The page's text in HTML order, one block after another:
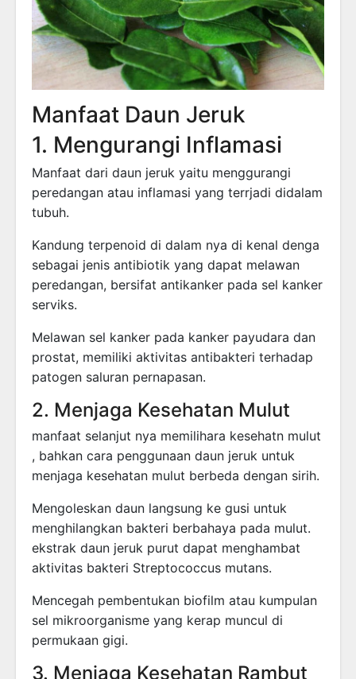
Manfaat Daun Jeruk
1. Mengurangi Inflamasi
Manfaat dari daun jeruk yaitu menggurangi
peredangan atau inflamasi yang terrjadi didalam
tubuh.
Kandung terpenoid di dalam nya di kenal denga
sebagai jenis antibiotik yang dapat melawan
peredangan, bersifat antikanker pada sel kanker
serviks.
Melawan sel kanker pada kanker payudara dan
prostat, memiliki aktivitas antibakteri terhadap
patogen saluran pernapasan.
2. Menjaga Kesehatan Mulut
manfaat selanjut nya memilihara kesehatn mulut
, bahkan cara penggunaan daun jeruk untuk
menjaga kesehatan mulut berbeda dengan sirih.
Mengoleskan daun langsung ke gusi untuk
menghilangkan bakteri berbahaya pada mulut.
ekstrak daun jeruk purut dapat menghambat
aktivitas bakteri Streptococcus mutans.
Mencegah pembentukan biofilm atau kumpulan
sel mikroorganisme yang kerap muncul di
permukaan gigi.
3. Menjaga Kesehatan Rambut